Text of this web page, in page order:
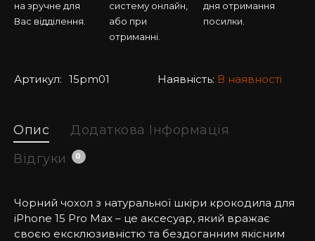
на зручне для
Вас відділення.
систему онлайн,
або при
отриманні.
дня отримання
посилки.
Артикул: 15pm01 Наявність: В наявності
Опис
Додаткова Інформація
Відгуки
0
Чорний чохол з натуральної шкіри крокодила для
iPhone 15 Pro Max – це аксесуар, який вражає
своєю ексклюзивністю та бездоганним якісним